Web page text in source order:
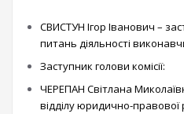
СВИСТУН Ігор Іванович –
питань діяльності
Заступник голови комісії:
ЧЕРЕПАН Світлана
відділу юридично-правової